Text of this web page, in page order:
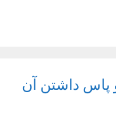
پاس داشتن آن